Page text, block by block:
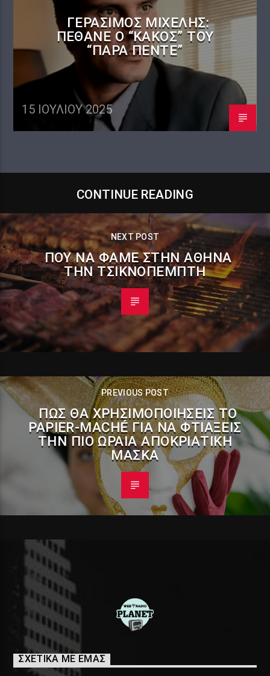
ΓΕΡΆΣΙΜΟΣ ΜΙΧΕΛΉΣ:
ΠΈΘΑΝΕ Ο “ΚΑΚΌΣ” ΤΟΥ
“ΠΑΡΆ ΠΈΝΤΕ”
15 ΙΟΥΛΊΟΥ 2025
CONTINUE READING
NEXT POST
ΠΟΥ ΝΑ ΦΆΜΕ ΣΤΗΝ ΑΘΉΝΑ
ΤΗΝ ΤΣΙΚΝΟΠΈΜΠΤΗ
PREVIOUS POST
ΠΏΣ ΘΑ ΧΡΗΣΙΜΟΠΟΙΉΣΕΙΣ ΤΟ
PAPIER-MACHÉ ΓΙΑ ΝΑ ΦΤΙΆΞΕΙΣ
ΤΗΝ ΠΙΟ ΩΡΑΊΑ ΑΠΟΚΡΙΆΤΙΚΗ
ΜΆΣΚΑ
ΣΧΕΤΙΚΑ ΜΕ ΕΜΑΣ